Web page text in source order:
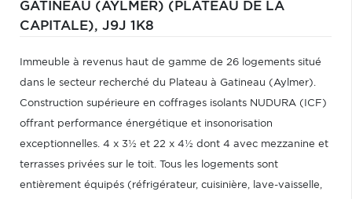
GATINEAU (AYLMER) (PLATEAU DE LA
CAPITALE), J9J 1K8
Immeuble à revenus haut de gamme de 26 logements situé
dans le secteur recherché du Plateau à Gatineau (Aylmer).
Construction supérieure en coffrages isolants NUDURA (ICF)
offrant performance énergétique et insonorisation
exceptionnelles. 4 x 3½ et 22 x 4½ dont 4 avec mezzanine et
terrasses privées sur le toit. Tous les logements sont
entièrement équipés (réfrigérateur, cuisinière, lave-vaisselle,